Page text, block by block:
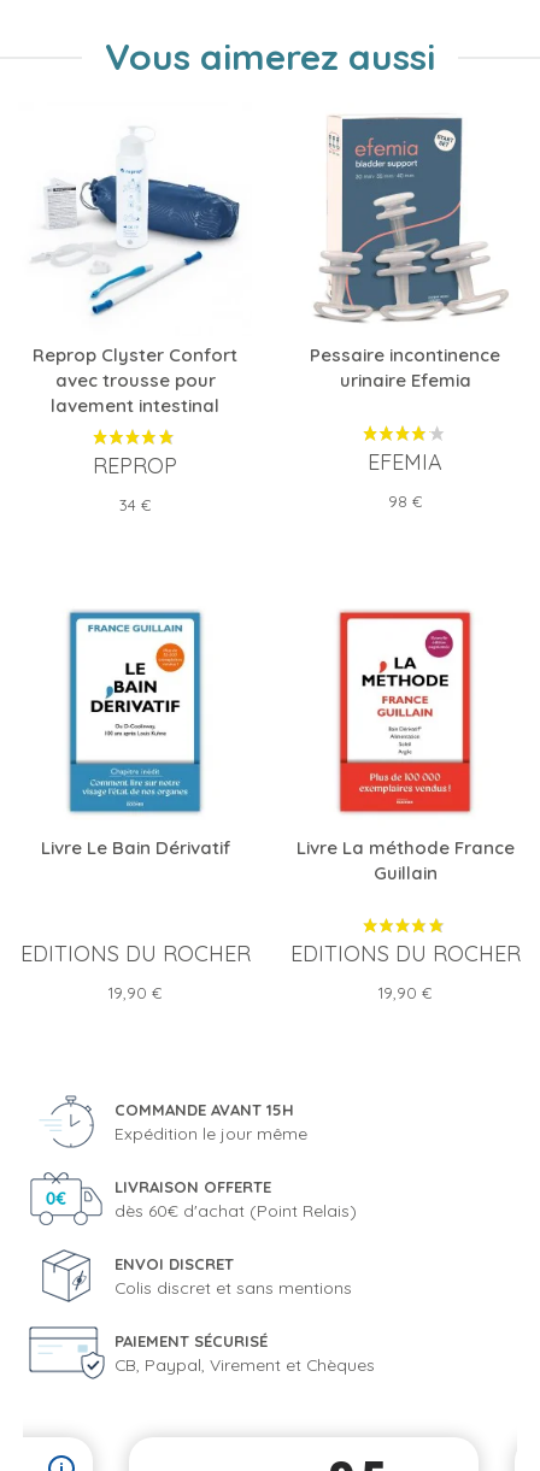
Vous aimerez aussi
Reprop Clyster Confort
avec trousse pour
lavement intestinal
REPROP
Prix
34 €
Pessaire incontinence
urinaire Efemia
EFEMIA
Prix
98 €
Livre Le Bain Dérivatif
EDITIONS DU ROCHER
Prix
19,90 €
Livre La méthode France
Guillain
EDITIONS DU ROCHER
Prix
19,90 €
COMMANDE AVANT 15H
Expédition le jour même
LIVRAISON OFFERTE
dès 60€ d'achat (Point Relais)
ENVOI DISCRET
Colis discret et sans mentions
PAIEMENT SÉCURISÉ
CB, Paypal, Virement et Chèques